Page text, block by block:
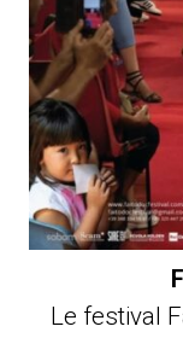
Le festival